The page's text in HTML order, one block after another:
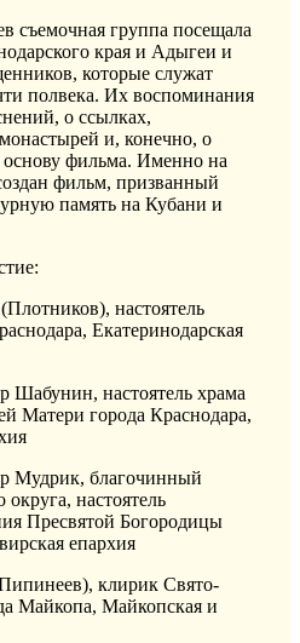
съемочная группа посещала
края и Адыгеи и
которые служат
полвека. Их воспоминания
о ссылках,
и, конечно, о
основу фильма. Именно на
фильм, призванный
память на Кубани и
настоятель
Екатеринодарская
Шабунин, настоятель храма
Матери города Краснодара,
Мудрик, благочинный
настоятель
Пресвятой Богородицы
епархия
клирик Свято-
Майкопа, Майкопская и